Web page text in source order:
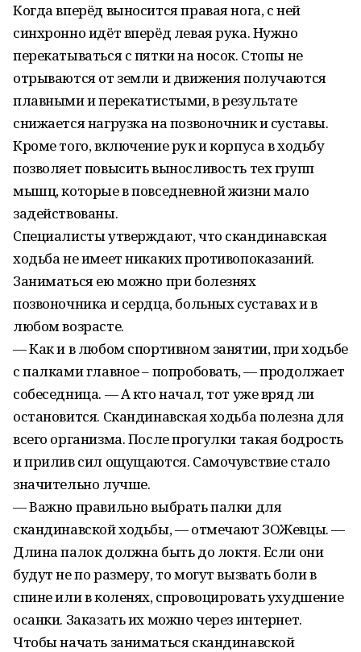
Когда вперёд выносится правая нога, с ней
синхронно идёт вперёд левая рука. Нужно
перекатываться с пятки на носок. Стопы не
отрываются от земли и движения получаются
плавными и перекатистыми, в результате
снижается нагрузка на позвоночник и суставы.
Кроме того, включение рук и корпуса в ходьбу
позволяет повысить выносливость тех групп
мышц, которые в повседневной жизни мало
задействованы.
Специалисты утверждают, что скандинавская
ходьба не имеет никаких противопоказаний.
Заниматься ею можно при болезнях
позвоночника и сердца, больных суставах и в
любом возрасте.
— Как и в любом спортивном занятии, при ходьбе
с палками главное – попробовать, — продолжает
собеседница. — А кто начал, тот уже вряд ли
остановится. Скандинавская ходьба полезна для
всего организма. После прогулки такая бодрость
и прилив сил ощущаются. Самочувствие стало
значительно лучше.
— Важно правильно выбрать палки для
скандинавской ходьбы, — отмечают ЗОЖевцы. —
Длина палок должна быть до локтя. Если они
будут не по размеру, то могут вызвать боли в
спине или в коленях, спровоцировать ухудшение
осанки. Заказать их можно через интернет.
Чтобы начать заниматься скандинавской